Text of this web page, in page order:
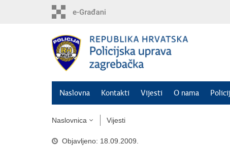
Naslovna Kontakti Vijesti O nama
Naslovnica Vijesti
Objavljeno: 18.09.2009.